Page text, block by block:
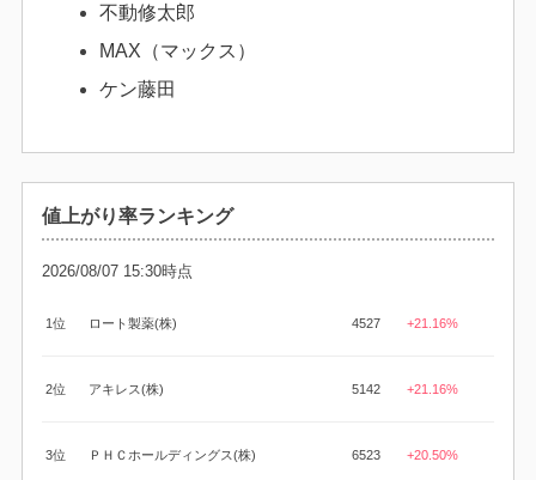
不動修太郎
MAX（マックス）
ケン藤田
値上がり率ランキング
2026/08/07 15:30時点
1位 ロート製薬(株) 4527 +21.16%
2位 アキレス(株) 5142 +21.16%
3位 ＰＨＣホールディングス(株) 6523 +20.50%